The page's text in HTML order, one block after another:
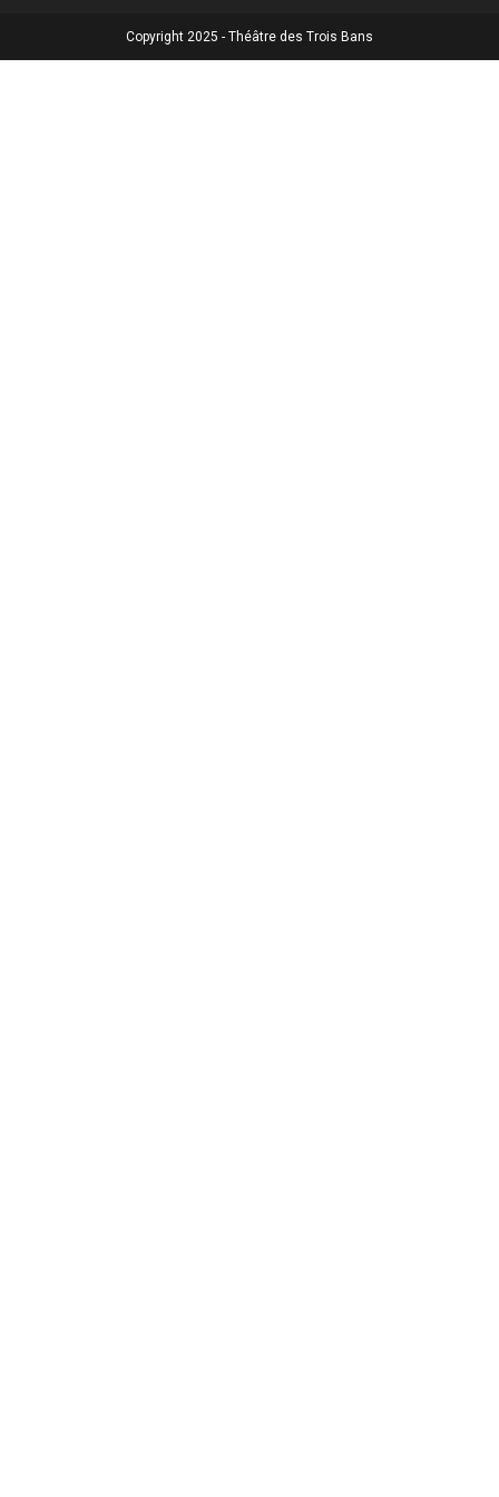
Copyright 2025 - Théâtre des Trois Bans